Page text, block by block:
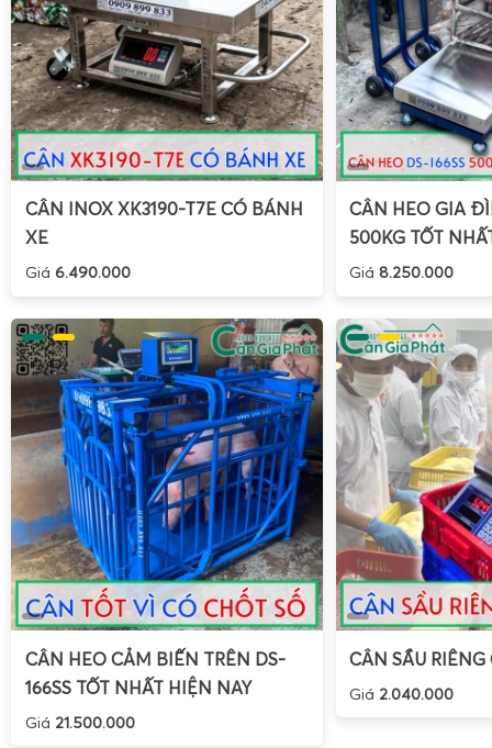
CÂN INOX XK3190-T7E CÓ BÁNH
XE
Giá 6.490.000
CÂN HEO GIA
500KG TỐT
Giá 8.250.000
CÂN HEO CẢM BIẾN TRÊN DS-
166SS TỐT NHẤT HIỆN NAY
Giá 21.500.000
CÂN SẦU
Giá 2.040.000